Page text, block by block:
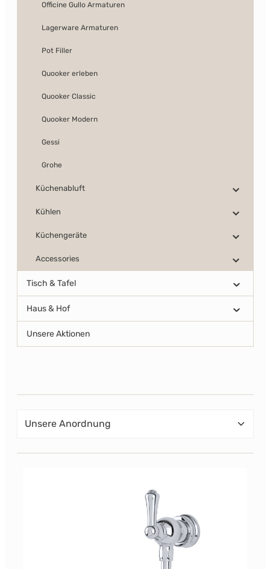
Officine Gullo Armaturen
Lagerware Armaturen
Pot Filler
Quooker erleben
Quooker Classic
Quooker Modern
Gessi
Grohe
Küchenabluft
Kühlen
Küchengeräte
Accessories
Tisch & Tafel
Haus & Hof
Unsere Aktionen